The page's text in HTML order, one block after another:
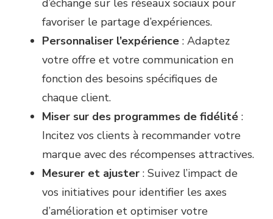
favoriser le partage d’expériences.
Personnaliser l’expérience : Adaptez
votre offre et votre communication en
fonction des besoins spécifiques de
chaque client.
Miser sur des programmes de fidélité :
Incitez vos clients à recommander votre
marque avec des récompenses attractives.
Mesurer et ajuster : Suivez l’impact de
vos initiatives pour identifier les axes
d’amélioration et optimiser votre